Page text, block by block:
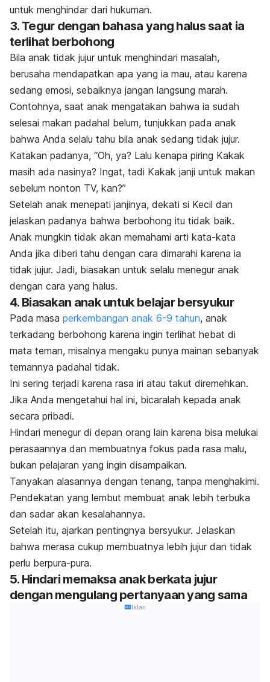
untuk menghindar dari hukuman.
3. Tegur dengan bahasa yang halus saat ia
terlihat berbohong
Bila anak tidak jujur untuk menghindari masalah,
berusaha mendapatkan apa yang ia mau, atau karena
sedang emosi, sebaiknya jangan langsung marah.
Contohnya, saat anak mengatakan bahwa ia sudah
selesai makan padahal belum, tunjukkan pada anak
bahwa Anda selalu tahu bila anak sedang tidak jujur.
Katakan padanya, “Oh, ya? Lalu kenapa piring Kakak
masih ada nasinya? Ingat, tadi Kakak janji untuk makan
sebelum nonton TV, kan?”
Setelah anak menepati janjinya, dekati si Kecil dan
jelaskan padanya bahwa berbohong itu tidak baik.
Anak mungkin tidak akan memahami arti kata-kata
Anda jika diberi tahu dengan cara dimarahi karena ia
tidak jujur. Jadi, biasakan untuk selalu menegur anak
dengan cara yang halus.
4. Biasakan anak untuk belajar bersyukur
Pada masa perkembangan anak 6-9 tahun, anak
terkadang berbohong karena ingin terlihat hebat di
mata teman, misalnya mengaku punya mainan sebanyak
temannya padahal tidak.
Ini sering terjadi karena rasa iri atau takut diremehkan.
Jika Anda mengetahui hal ini, bicaralah kepada anak
secara pribadi.
Hindari menegur di depan orang lain karena bisa melukai
perasaannya dan membuatnya fokus pada rasa malu,
bukan pelajaran yang ingin disampaikan.
Tanyakan alasannya dengan tenang, tanpa menghakimi.
Pendekatan yang lembut membuat anak lebih terbuka
dan sadar akan kesalahannya.
Setelah itu, ajarkan pentingnya bersyukur. Jelaskan
bahwa merasa cukup membuatnya lebih jujur dan tidak
perlu berpura-pura.
5. Hindari memaksa anak berkata jujur
dengan mengulang pertanyaan yang sama
Iklan